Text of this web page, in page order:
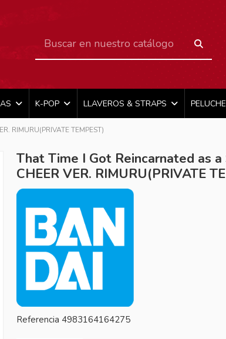
K-POP LLAVEROS & STRAPS PELUCHE
RIMURU(PRIVATE TEMPEST)
That Time I Got Reincarnated as a
CHEER VER. RIMURU(PRIVATE
Referencia 4983164164275